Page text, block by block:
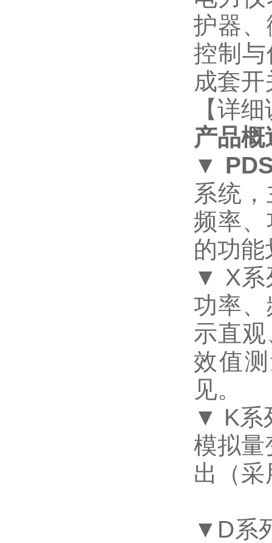
护器
控制
成套
【详
产品概
▼
系统
频率
的功
▼ X系
功率
示直
效值
见。
▼ K系
模拟量
出（
▼D系